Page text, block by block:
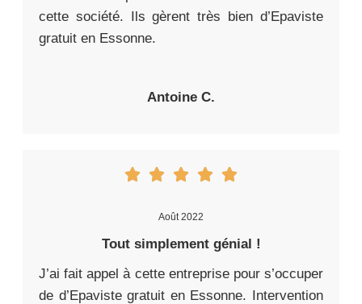
cette société. Ils gèrent très bien d’Epaviste
gratuit en Essonne.
Antoine C.
Août 2022
Tout simplement génial !
J’ai fait appel à cette entreprise pour s’occuper
de d’Epaviste gratuit en Essonne. Intervention